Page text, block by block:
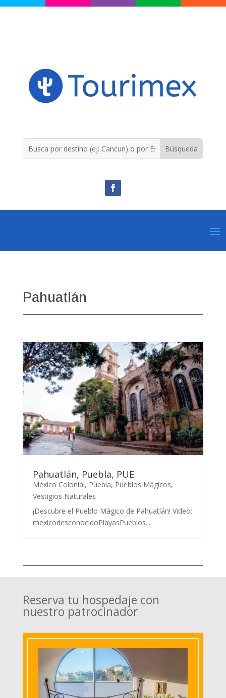
Pahuatlán
Pahuatlán, Puebla, PUE
México Colonial, Puebla, Pueblos Mágicos,
Vestigios Naturales
¡Descubre el Pueblo Mágico de Pahuatlán! Video:
mexicodesconocidoPlayasPueblos...
Reserva tu hospedaje con
nuestro patrocinador